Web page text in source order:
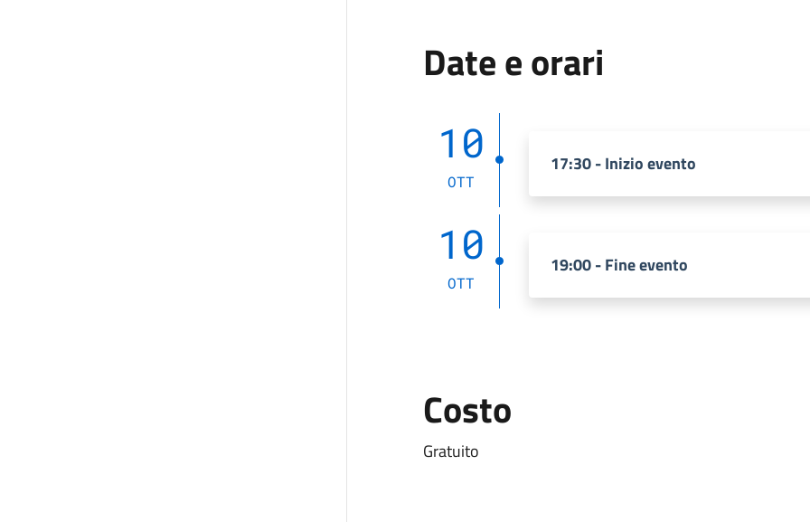
Date e orari
10
OTT
17:30 - Inizio evento
10
OTT
19:00 - Fine evento
Costo
Gratuito